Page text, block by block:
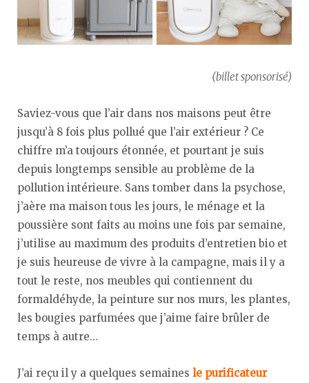
(billet sponsorisé)
Saviez-vous que l’air dans nos maisons peut être
jusqu’à 8 fois plus pollué que l’air extérieur ? Ce
chiffre m’a toujours étonnée, et pourtant je suis
depuis longtemps sensible au problème de la
pollution intérieure. Sans tomber dans la psychose,
j’aère ma maison tous les jours, le ménage et la
poussière sont faits au moins une fois par semaine,
j’utilise au maximum des produits d’entretien bio et
je suis heureuse de vivre à la campagne, mais il y a
tout le reste, nos meubles qui contiennent du
formaldéhyde, la peinture sur nos murs, les plantes,
les bougies parfumées que j’aime faire brûler de
temps à autre…
J’ai reçu il y a quelques semaines le purificateur